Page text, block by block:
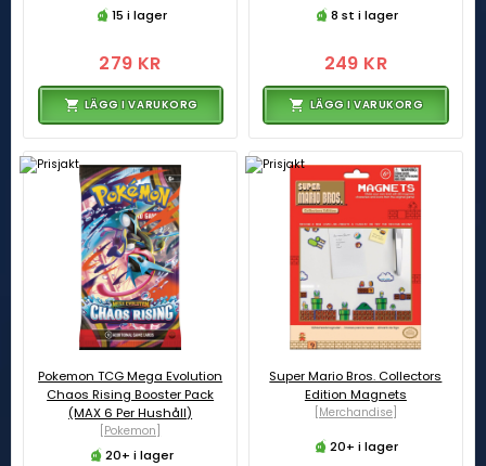
15 i lager
279 KR
LÄGG I VARUKORG
8 st i lager
249 KR
LÄGG I VARUKORG
Pokemon TCG Mega Evolution
Chaos Rising Booster Pack
(MAX 6 Per Hushåll)
[Pokemon]
20+ i lager
Super Mario Bros. Collectors
Edition Magnets
[Merchandise]
20+ i lager